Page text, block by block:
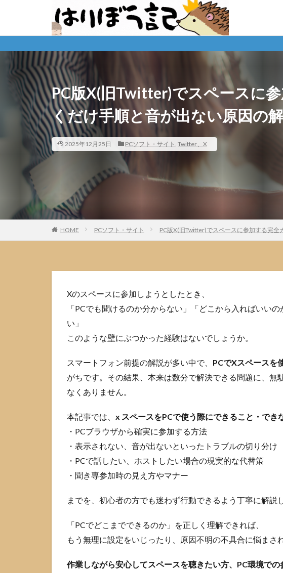
※購入先、ダウン
PC版X(旧Twitter)でスペースに
くだけ手順と音が出ない原因の
2025年12月25日 PCソフト・サイト , Twitter、X
HOME PCソフト・サイト PC版X(旧Twitter)でスペースに参加する完
Xのスペースに参加しようとしたとき、
「PCでも聞けるのか分からない」「どこから入ればいい
い」
このような壁にぶつかった経験はないでしょうか。
スマートフォン前提の解説が多い中で、 PCでXスペースを
がちです。その結果、本来は数分で解決できる問題に、無
なくありません。
本記事では、 x スペースをPCで使う際にできること・でき
・PCブラウザから確実に参加する方法
・表示されない、音が出ないといったトラブルの切り分け
・PCで話したい、ホストしたい場合の現実的な代替策
・聞き専参加時の見え方やマナー
までを、初心者の方でも迷わず行動できるよう丁寧に解説
「PCでどこまでできるのか」を正しく理解できれば、
もう無理に設定をいじったり、原因不明の不具合に悩まさ
作業しながら安心してスペースを聴きたい方、PC環境で